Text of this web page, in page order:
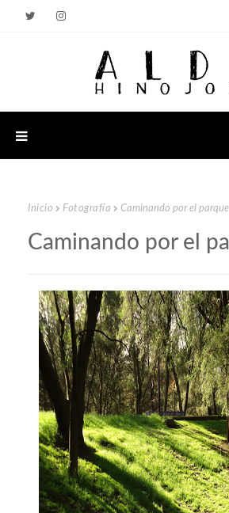
Inicio Fotografía Caminando por el parque
Caminando por el